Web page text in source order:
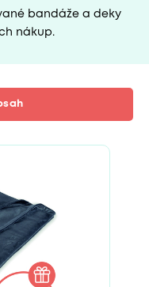
bandáže a deky
nákup.